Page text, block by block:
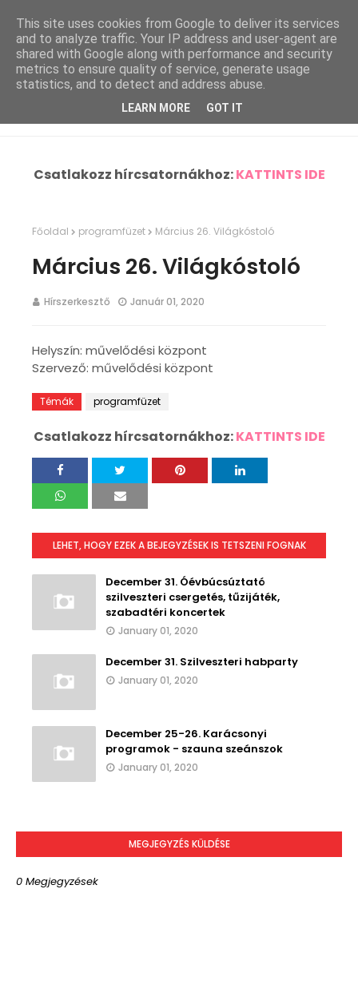
Csatlakozz hírcsatornákhoz:KATTINTS IDE
Főoldal programfüzet Március 26. Világkóstoló
Március 26. Világkóstoló
Hírszerkesztő Január 01, 2020
Helyszín: művelődési központ
Szervező: művelődési központ
Témák programfüzet
Csatlakozz hírcsatornákhoz:KATTINTS IDE
LEHET, HOGY EZEK A BEJEGYZÉSEK IS TETSZENI FOGNAK
December 31. Óévbúcsúztató
szilveszteri csergetés, tűzijáték,
szabadtéri koncertek
January 01, 2020
December 31. Szilveszteri habparty
January 01, 2020
December 25-26. Karácsonyi
programok - szauna szeánszok
January 01, 2020
MEGJEGYZÉS KÜLDÉSE
0 Megjegyzések
This site uses cookies from Google to deliver its services
and to analyze traffic. Your IP address and user-agent are
shared with Google along with performance and security
metrics to ensure quality of service, generate usage
statistics, and to detect and address abuse.
LEARN MORE GOT IT